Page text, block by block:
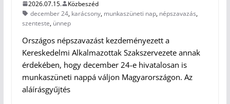
2026.07.15.
Közbeszéd
december 24, karácsony, munkaszüneti nap, népszavazás,
szenteste, ünnep
Országos népszavazást kezdeményezett a
Kereskedelmi Alkalmazottak Szakszervezete annak
érdekében, hogy december 24-e hivatalosan is
munkaszüneti nappá váljon Magyarországon. Az
aláírásgyűjtés